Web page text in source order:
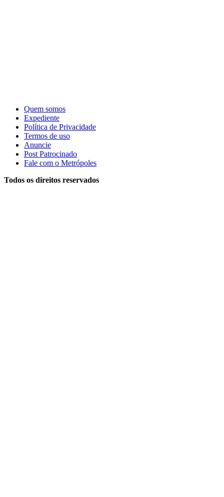
Quem somos
Expediente
Política de Privacidade
Termos de uso
Anuncie
Post Patrocinado
Fale com o Metrópoles
Todos os direitos reservados